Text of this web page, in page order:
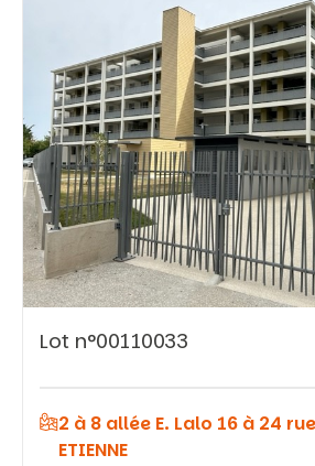
Vous recherchez&nbsp;:
Rechercher
Lot n°00110033
2 à 8 allée E. Lalo 16 à 24
ETIENNE